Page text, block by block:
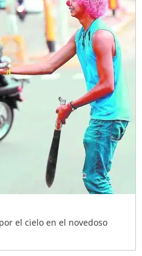
el cielo en el novedoso